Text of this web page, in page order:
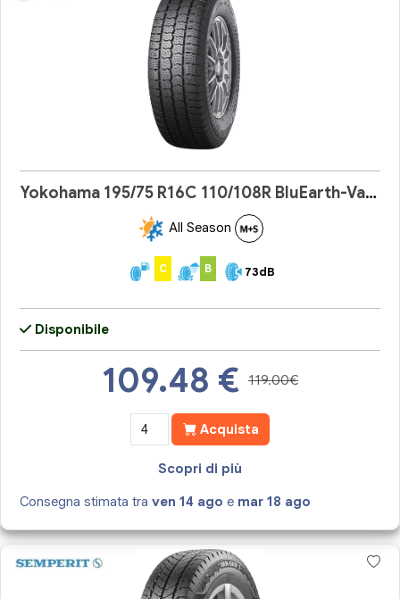
Yokohama 195/75 R16C 110/108R BluEarth-Van All Season RY61
All Season
C B 73dB
Disponibile
109.48 € 119.00€
Acquista
Scopri di più
Consegna stimata traven 14 ago e mar 18 ago